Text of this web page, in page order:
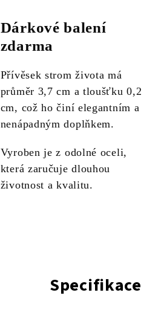
Dárkové balení
zdarma
Přívěsek strom života má
průměr 3,7 cm a tloušťku 0,2
cm, což ho činí elegantním a
nenápadným doplňkem.
Vyroben je z odolné oceli,
která zaručuje dlouhou
životnost a kvalitu.
Specifikace